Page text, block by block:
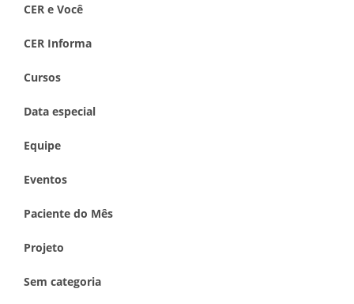
CER e Você
CER Informa
Cursos
Data especial
Equipe
Eventos
Paciente do Mês
Projeto
Sem categoria